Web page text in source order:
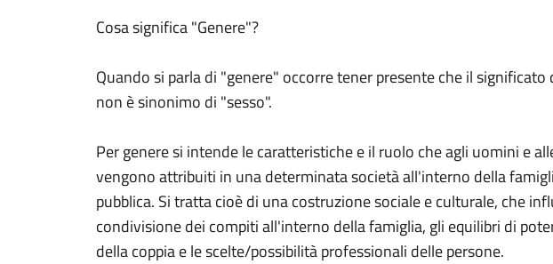
Cosa significa "Genere"?
Quando si parla di "genere" occorre tener presente che il significato
non è sinonimo di "sesso".
Per genere si intende le caratteristiche e il ruolo che agli uomini e
vengono attribuiti in una determinata società all'interno della
pubblica. Si tratta cioè di una costruzione sociale e culturale, che
condivisione dei compiti all'interno della famiglia, gli equilibri di
della coppia e le scelte/possibilità professionali delle persone.